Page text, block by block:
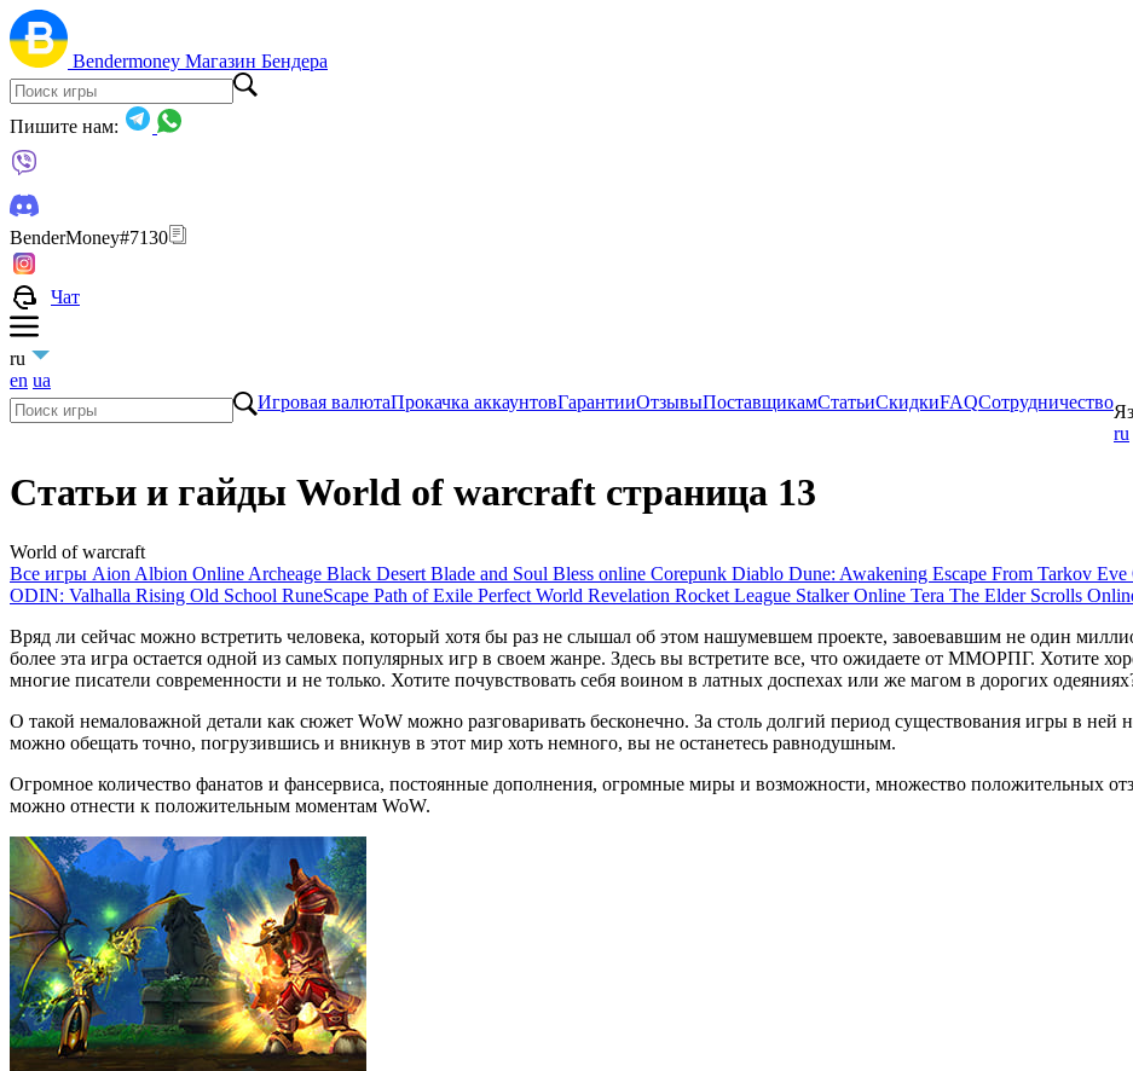
Bendermoney Магазин Бендера
Пишите нам:
BenderMoney#7130
Чат
ru
en ua
Игровая валютаПрокачка аккаунтовГарантииОтзывыПоставщикамСтатьиСкидкиFAQСотрудничество
ru
Статьи и гайды World of warcraft страница 13
World of warcraft
Все игры Aion Albion Online Archeage Black Desert Blade and Soul Bless online Corepunk Diablo Dune: Awakening Escape From Tarkov Eve
ODIN: Valhalla Rising Old School RuneScape Path of Exile Perfect World Revelation Rocket League Stalker Online Tera The Elder Scrolls
Вряд ли сейчас можно встретить человека, который хотя бы раз не слышал об этом нашумевшем проекте, завоевавшим не один
более эта игра остается одной из самых популярных игр в своем жанре. Здесь вы встретите все, что ожидаете от ММОРПГ. Хотите
многие писатели современности и не только. Хотите почувствовать себя воином в латных доспехах или же магом в дорогих
О такой немаловажной детали как сюжет WoW можно разговаривать бесконечно. За столь долгий период существования игры в
можно обещать точно, погрузившись и вникнув в этот мир хоть немного, вы не останетесь равнодушным.
Огромное количество фанатов и фансервиса, постоянные дополнения, огромные миры и возможности, множество положительных
можно отнести к положительным моментам WoW.